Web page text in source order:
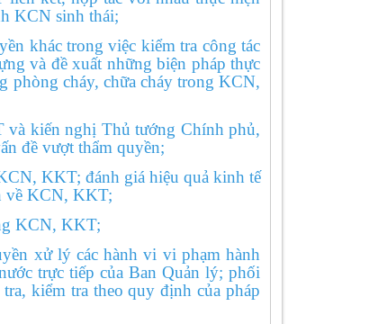
KCN sinh thái;
khác trong việc kiểm tra công tác
và đề xuất những biện pháp thực
phòng cháy, chữa cháy trong KCN,
kiến nghị Thủ tướng Chính phủ,
đề vượt thẩm quyền;
KKT; đánh giá hiệu quả kinh tế
về KCN, KKT;
KCN, KKT;
xử lý các hành vi vi phạm hành
trực tiếp của Ban Quản lý; phối
kiểm tra theo quy định của pháp